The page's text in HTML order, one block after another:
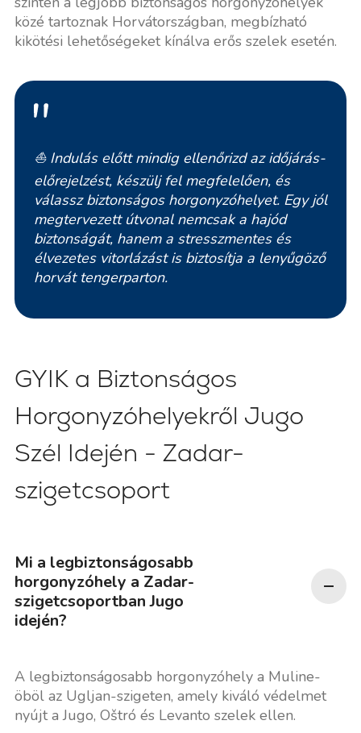
közé tartoznak Horvátországban, megbízható
kikötési lehetőségeket kínálva erős szelek esetén.
⛵ Indulás előtt mindig ellenőrizd az időjárás-
előrejelzést, készülj fel megfelelően, és
válassz biztonságos horgonyzóhelyet. Egy jól
megtervezett útvonal nemcsak a hajód
biztonságát, hanem a stresszmentes és
élvezetes vitorlázást is biztosítja a lenyűgöző
horvát tengerparton.
GYIK a Biztonságos
Horgonyzóhelyekről Jugo
Szél Idején - Zadar-
szigetcsoport
Mi a legbiztonságosabb
horgonyzóhely a Zadar-
szigetcsoportban Jugo
idején?
A legbiztonságosabb horgonyzóhely a Muline-
öböl az Ugljan-szigeten, amely kiváló védelmet
nyújt a Jugo, Oštró és Levanto szelek ellen.